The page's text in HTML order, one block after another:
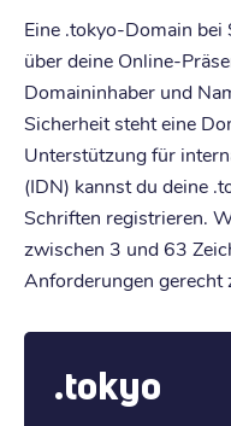
Eine .tokyo-Domain
über deine Online-
Domaininhaber und
Sicherheit steht eine
Unterstützung für
(IDN) kannst du deine
Schriften registrieren.
zwischen 3 und 63
Anforderungen gerecht
.tokyo